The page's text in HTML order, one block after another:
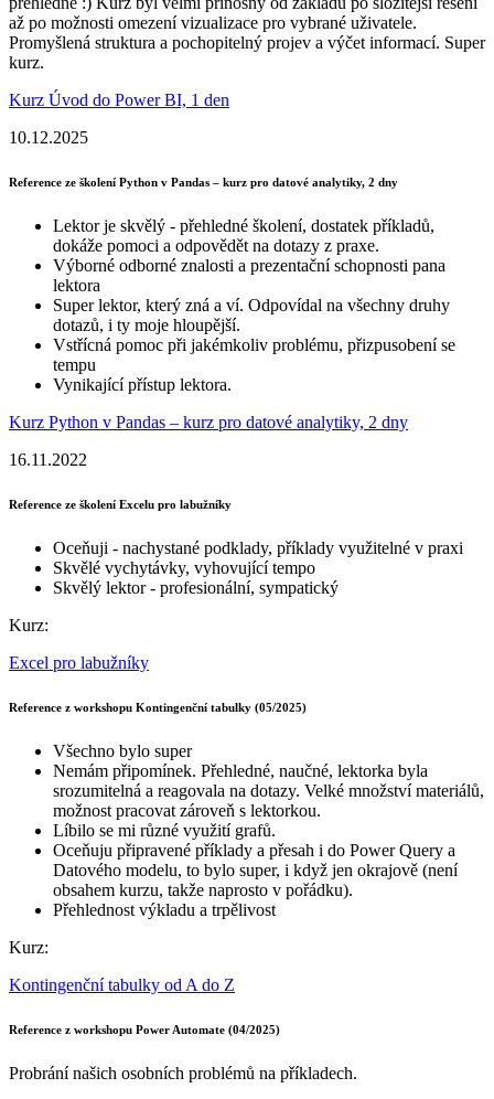
až po možnosti omezení vizualizace pro vybrané uživatele.
Promyšlená struktura a pochopitelný projev a výčet informací. Super
kurz.
Kurz Úvod do Power BI, 1 den
10.12.2025
Reference ze školení Python v Pandas – kurz pro datové analytiky, 2 dny
Lektor je skvělý - přehledné školení, dostatek příkladů,
dokáže pomoci a odpovědět na dotazy z praxe.
Výborné odborné znalosti a prezentační schopnosti pana
lektora
Super lektor, který zná a ví. Odpovídal na všechny druhy
dotazů, i ty moje hloupější.
Vstřícná pomoc při jakémkoliv problému, přizpusobení se
tempu
Vynikající přístup lektora.
Kurz Python v Pandas – kurz pro datové analytiky, 2 dny
16.11.2022
Reference ze školení Excelu pro labužníky
Oceňuji - nachystané podklady, příklady využitelné v praxi
Skvělé vychytávky, vyhovující tempo
Skvělý lektor - profesionální, sympatický
Kurz:
Excel pro labužníky
Reference z workshopu Kontingenční tabulky (05/2025)
Všechno bylo super
Nemám připomínek. Přehledné, naučné, lektorka byla
srozumitelná a reagovala na dotazy. Velké množství materiálů,
možnost pracovat zároveň s lektorkou.
Líbilo se mi různé využití grafů.
Oceňuju připravené příklady a přesah i do Power Query a
Datového modelu, to bylo super, i když jen okrajově (není
obsahem kurzu, takže naprosto v pořádku).
Přehlednost výkladu a trpělivost
Kurz:
Kontingenční tabulky od A do Z
Reference z workshopu Power Automate (04/2025)
Probrání našich osobních problémů na příkladech.